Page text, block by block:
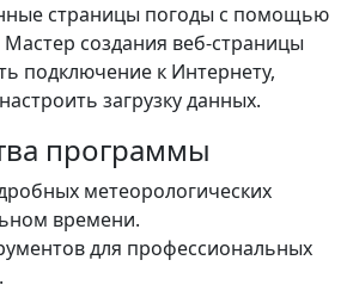
страницы погоды с помощью
создания веб-страницы
подключение к Интернету,
загрузку данных.
программы
метеорологических
времени.
для профессиональных